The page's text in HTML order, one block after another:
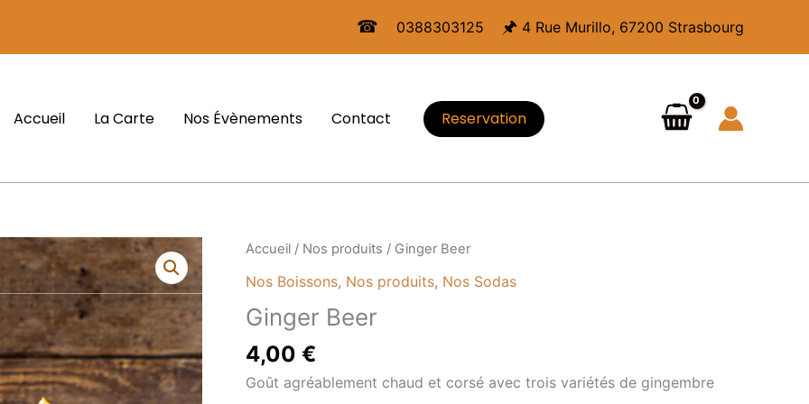
☎ 0388303125 🖈 4 Rue Murillo, 67200 Strasbourg
Accueil La Carte Nos Évènements Contact Reservation
Accueil / Nos produits / Ginger Beer
Nos Boissons, Nos produits, Nos Sodas
Ginger Beer
4,00 €
Goût agréablement chaud et corsé avec trois variétés de gingembre
quantité
de
Beer